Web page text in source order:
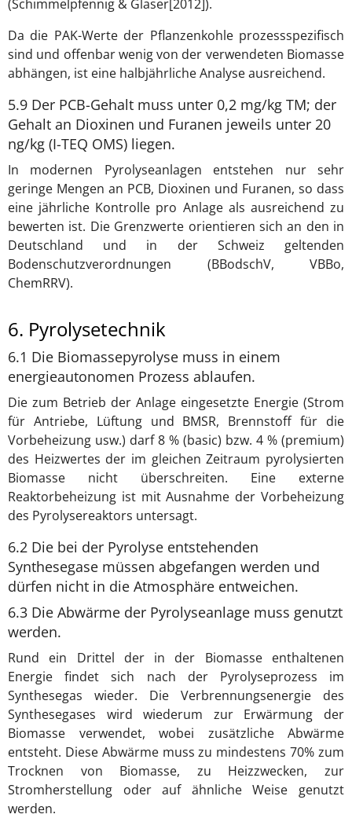
(Schimmelpfennig & Glaser[2012]).
Da die PAK-Werte der Pflanzenkohle prozessspezifisch
sind und offenbar wenig von der verwendeten Biomasse
abhängen, ist eine halbjährliche Analyse ausreichend.
5.9 Der PCB-Gehalt muss unter 0,2 mg/kg TM; der
Gehalt an Dioxinen und Furanen jeweils unter 20
ng/kg (I-TEQ OMS) liegen.
In modernen Pyrolyseanlagen entstehen nur sehr
geringe Mengen an PCB, Dioxinen und Furanen, so dass
eine jährliche Kontrolle pro Anlage als ausreichend zu
bewerten ist. Die Grenzwerte orientieren sich an den in
Deutschland und in der Schweiz geltenden
Bodenschutzverordnungen (BBodschV, VBBo,
ChemRRV).
6. Pyrolysetechnik
6.1 Die Biomassepyrolyse muss in einem
energieautonomen Prozess ablaufen.
Die zum Betrieb der Anlage eingesetzte Energie (Strom
für Antriebe, Lüftung und BMSR, Brennstoff für die
Vorbeheizung usw.) darf 8 % (basic) bzw. 4 % (premium)
des Heizwertes der im gleichen Zeitraum pyrolysierten
Biomasse nicht überschreiten. Eine externe
Reaktorbeheizung ist mit Ausnahme der Vorbeheizung
des Pyrolysereaktors untersagt.
6.2 Die bei der Pyrolyse entstehenden
Synthesegase müssen abgefangen werden und
dürfen nicht in die Atmosphäre entweichen.
6.3 Die Abwärme der Pyrolyseanlage muss genutzt
werden.
Rund ein Drittel der in der Biomasse enthaltenen
Energie findet sich nach der Pyrolyseprozess im
Synthesegas wieder. Die Verbrennungsenergie des
Synthesegases wird wiederum zur Erwärmung der
Biomasse verwendet, wobei zusätzliche Abwärme
entsteht. Diese Abwärme muss zu mindestens 70% zum
Trocknen von Biomasse, zu Heizzwecken, zur
Stromherstellung oder auf ähnliche Weise genutzt
werden.